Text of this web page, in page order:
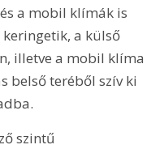
a mobil klímák is
a külső
illetve a mobil klíma
belső teréből szív ki
szintű